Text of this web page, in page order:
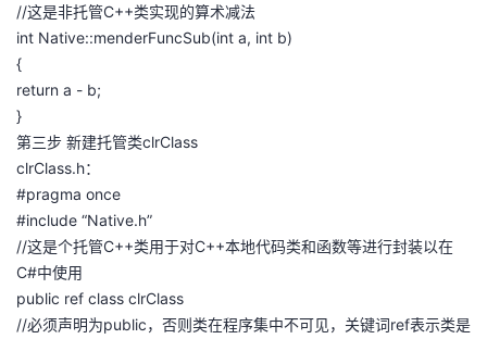
//这是非托管C++类实现的算术减法
int Native::menderFuncSub(int a, int b)
{
return a - b;
}
第三步 新建托管类clrClass
clrClass.h：
#pragma once
#include “Native.h”
//这是个托管C++类用于对C++本地代码类和函数等进行封装以在
C#中使用
public ref class clrClass
//必须声明为public，否则类在程序集中不可见，关键词ref表示类是